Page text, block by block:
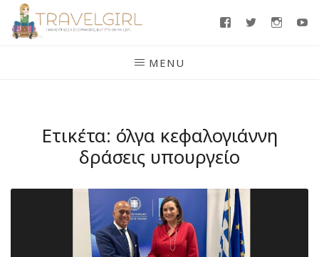
Skip
FacebookTwitter
MENU
Ετικέτα: όλγα κεφαλογιάννη
δράσεις υπουργείο